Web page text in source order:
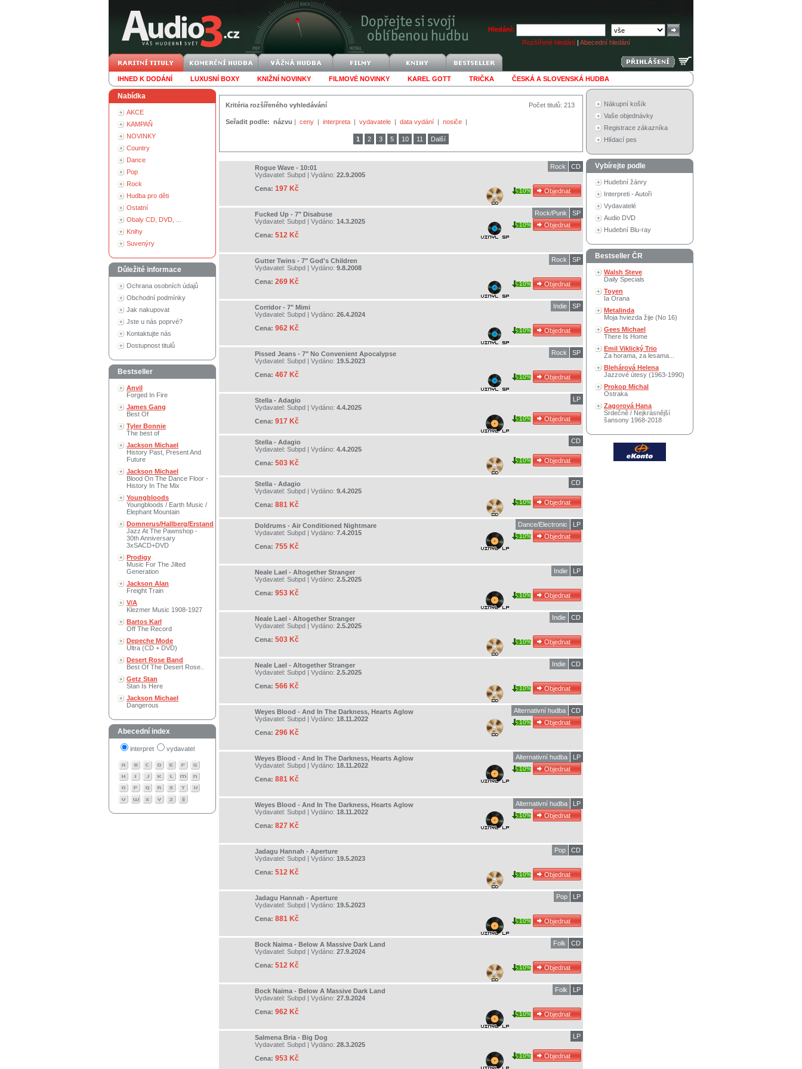
Hledání:
Rozšířené hledání | Abecední hledání
IHNED K DODÁNÍ LUXUSNÍ BOXY KNIŽNÍ NOVINKY FILMOVÉ NOVINKY KAREL GOTT TRIČKA ČESKÁ A SLOVENSKÁ HUDBA
Nabídka
AKCE
KAMPAŇ
NOVINKY
Country
Dance
Pop
Rock
Hudba pro děti
Ostatní
Obaly CD, DVD, ...
Knihy
Suvenýry
Důležité informace
Ochrana osobních údajů
Obchodní podmínky
Jak nakupovat
Jste u nás poprvé?
Kontaktujte nás
Dostupnost titulů
Bestseller
Anvil
Forged In Fire
James Gang
Best Of
Tyler Bonnie
The best of
Jackson Michael
History Past, Present And
Future
Jackson Michael
Blood On The Dance Floor -
History In The Mix
Youngbloods
Youngbloods / Earth Music /
Elephant Mountain
Domnerus/Hallberg/Erstand
Jazz At The Pawnshop -
30th Anniversary
3xSACD+DVD
Prodigy
Music For The Jilted
Generation
Jackson Alan
Freight Train
V/A
Klezmer Music 1908-1927
Bartos Karl
Off The Record
Depeche Mode
Ultra (CD + DVD)
Desert Rose Band
Best Of The Desert Rose..
Getz Stan
Stan Is Here
Jackson Michael
Dangerous
Abecední index
interpret vydavatel
Počet titulů: 213
Kritéria rozšířeného vyhledávání
Seřadit podle: názvu | ceny | interpreta | vydavatele | data vydání | nosiče |
1 2 3 5 10 11 Další
Rogue Wave - 10:01
Vydavatel: Subpd | Vydáno: 22.9.2005
Cena: 197 Kč
CD
Rock
10%
Fucked Up - 7" Disabuse
Vydavatel: Subpd | Vydáno: 14.3.2025
Cena: 512 Kč
SP
Rock/Punk
10%
Gutter Twins - 7" God's Children
Vydavatel: Subpd | Vydáno: 9.8.2008
Cena: 269 Kč
SP
Rock
10%
Corridor - 7" Mimi
Vydavatel: Subpd | Vydáno: 26.4.2024
Cena: 962 Kč
SP
Indie
10%
Pissed Jeans - 7" No Convenient Apocalypse
Vydavatel: Subpd | Vydáno: 19.5.2023
Cena: 467 Kč
SP
Rock
10%
Stella - Adagio
Vydavatel: Subpd | Vydáno: 4.4.2025
Cena: 917 Kč
LP
10%
Stella - Adagio
Vydavatel: Subpd | Vydáno: 4.4.2025
Cena: 503 Kč
CD
10%
Stella - Adagio
Vydavatel: Subpd | Vydáno: 9.4.2025
Cena: 881 Kč
CD
10%
Doldrums - Air Conditioned Nightmare
Vydavatel: Subpd | Vydáno: 7.4.2015
Cena: 755 Kč
LP
Dance/Electronic
10%
Neale Lael - Altogether Stranger
Vydavatel: Subpd | Vydáno: 2.5.2025
Cena: 953 Kč
LP
Indie
10%
Neale Lael - Altogether Stranger
Vydavatel: Subpd | Vydáno: 2.5.2025
Cena: 503 Kč
CD
Indie
10%
Neale Lael - Altogether Stranger
Vydavatel: Subpd | Vydáno: 2.5.2025
Cena: 566 Kč
CD
Indie
10%
Weyes Blood - And In The Darkness, Hearts Aglow
Vydavatel: Subpd | Vydáno: 18.11.2022
Cena: 296 Kč
CD
Alternativní hudba
10%
Weyes Blood - And In The Darkness, Hearts Aglow
Vydavatel: Subpd | Vydáno: 18.11.2022
Cena: 881 Kč
LP
Alternativní hudba
10%
Weyes Blood - And In The Darkness, Hearts Aglow
Vydavatel: Subpd | Vydáno: 18.11.2022
Cena: 827 Kč
LP
Alternativní hudba
10%
Jadagu Hannah - Aperture
Vydavatel: Subpd | Vydáno: 19.5.2023
Cena: 512 Kč
CD
Pop
10%
Jadagu Hannah - Aperture
Vydavatel: Subpd | Vydáno: 19.5.2023
Cena: 881 Kč
LP
Pop
10%
Bock Naima - Below A Massive Dark Land
Vydavatel: Subpd | Vydáno: 27.9.2024
Cena: 512 Kč
CD
Folk
10%
Bock Naima - Below A Massive Dark Land
Vydavatel: Subpd | Vydáno: 27.9.2024
Cena: 962 Kč
LP
Folk
10%
Salmena Bria - Big Dog
Vydavatel: Subpd | Vydáno: 28.3.2025
Cena: 953 Kč
LP
10%
Nákupní košík
Vaše objednávky
Registrace zákazníka
Hlídací pes
Vybírejte podle
Hudební žánry
Interpreti - Autoři
Vydavatelé
Audio DVD
Hudební Blu-ray
Bestseller ČR
Walsh Steve
Daily Specials
Toyen
Ia Orana
Metalinda
Moja hviezda žije (No 16)
Gees Michael
There Is Home
Emil Viklický Trio
Za horama, za lesama...
Blehárová Helena
Jazzové útesy (1963-1990)
Prokop Michal
Ostraka
Zagorová Hana
Srdečně / Nejkrásnější
šansony 1968-2018